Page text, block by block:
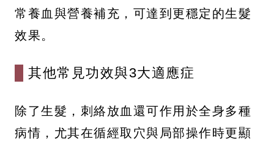
常養血與營養補充，可達到更穩定的生髮
效果。
其他常見功效與3大適應症
除了生髮，刺絡放血還可作用於全身多種
病情，尤其在循經取穴與局部操作時更顯